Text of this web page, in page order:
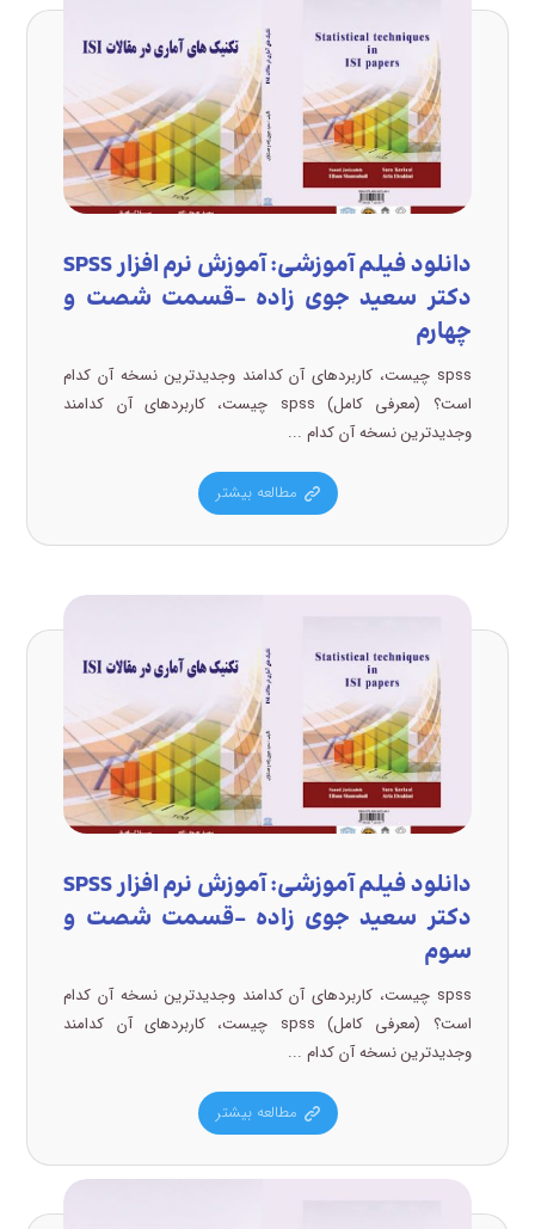
دانلود فیلم آموزشی: آموزش نرم افزار SPSS
دکتر سعید جوی زاده –قسمت شصت و
چهارم
spss چیست، کاربردهای آن کدامند وجدیدترین نسخه آن کدام
است؟ (معرفی کامل) spss چیست، کاربردهای آن کدامند
وجدیدترین نسخه آن کدام ...
مطالعه بیشتر
دانلود فیلم آموزشی: آموزش نرم افزار SPSS
دکتر سعید جوی زاده –قسمت شصت و
سوم
spss چیست، کاربردهای آن کدامند وجدیدترین نسخه آن کدام
است؟ (معرفی کامل) spss چیست، کاربردهای آن کدامند
وجدیدترین نسخه آن کدام ...
مطالعه بیشتر